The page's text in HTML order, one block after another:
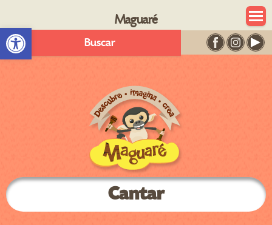
Abrir barra de herramientas
Maguaré
Buscar
Cantar